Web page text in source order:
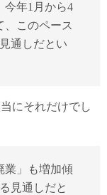
年1月から4
、このペース
通しだとい
にそれだけでし
業」も増加傾
見通しだと